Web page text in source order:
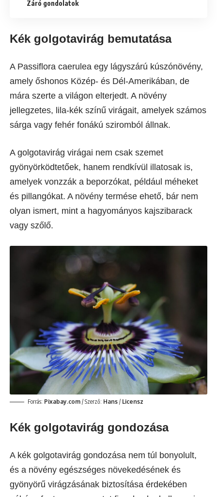
Záró gondolatok
Kék golgotavirág bemutatása
A Passiflora caerulea egy lágyszárú kúszónövény,
amely őshonos Közép- és Dél-Amerikában, de
mára szerte a világon elterjedt. A növény
jellegzetes, lila-kék színű virágait, amelyek számos
sárga vagy fehér fonákú sziromból állnak.
A golgotavirág virágai nem csak szemet
gyönyörködtetőek, hanem rendkívül illatosak is,
amelyek vonzzák a beporzókat, például méheket
és pillangókat. A növény termése ehető, bár nem
olyan ismert, mint a hagyományos kajszibarack
vagy szőlő.
Forrás: Pixabay.com / Szerző: Hans / Licensz
Kék golgotavirág gondozása
A kék golgotavirág gondozása nem túl bonyolult,
és a növény egészséges növekedésének és
gyönyörű virágzásának biztosítása érdekében